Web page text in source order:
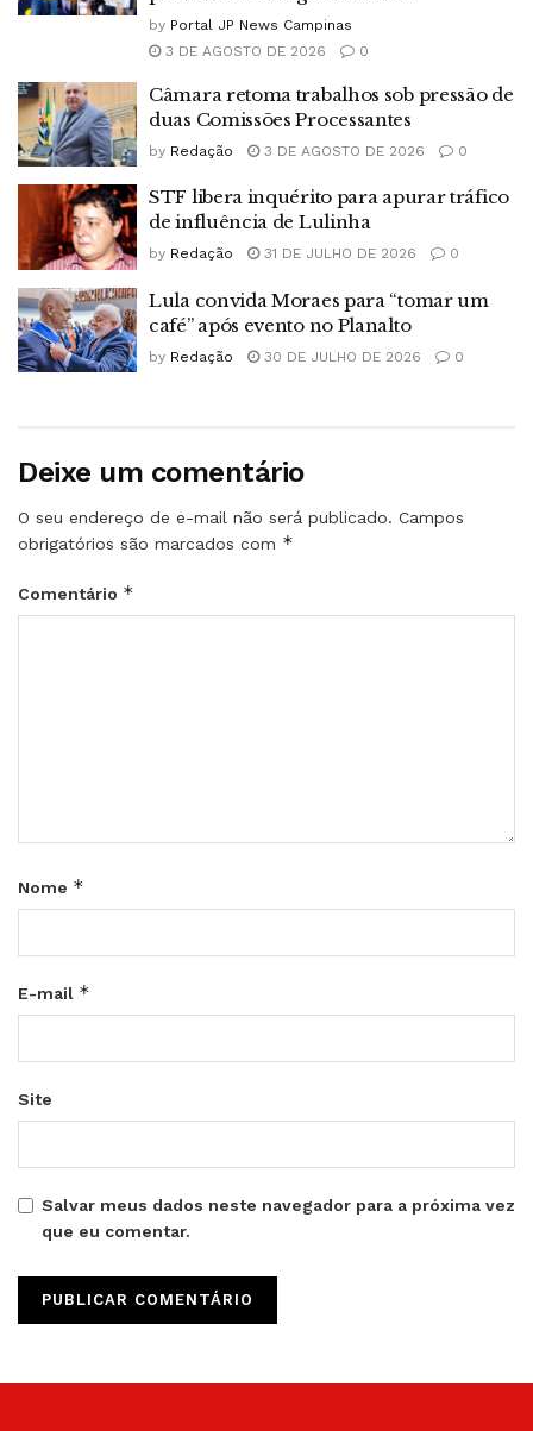
by Portal JP News Campinas
3 DE AGOSTO DE 2026
0
Câmara retoma trabalhos sob pressão de
duas Comissões Processantes
by Redação 3 DE AGOSTO DE 2026 0
STF libera inquérito para apurar tráfico
de influência de Lulinha
by Redação 31 DE JULHO DE 2026 0
Lula convida Moraes para “tomar um
café” após evento no Planalto
by Redação 30 DE JULHO DE 2026 0
Deixe um comentário
O seu endereço de e-mail não será publicado. Campos
obrigatórios são marcados com *
Comentário *
Nome *
E-mail *
Site
Salvar meus dados neste navegador para a próxima vez
que eu comentar.